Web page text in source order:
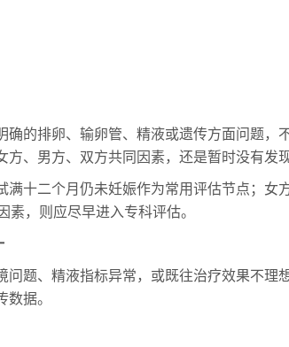
的排卵、输卵管、精液或遗传方面问题
、男方、双方共同因素，还是暂时没有发
十二个月仍未妊娠作为常用评估节点；
，则应尽早进入专科评估。
题、精液指标异常，或既往治疗效果不
据。